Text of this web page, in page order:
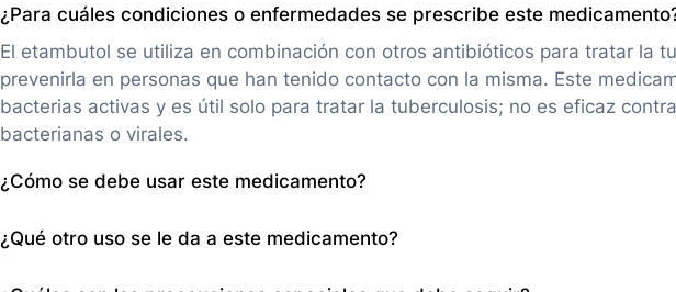
¿Para cuáles condiciones o enfermedades se prescribe este
El etambutol se utiliza en combinación con otros antibióticos para tratar la
prevenirla en personas que han tenido contacto con la misma. Este
bacterias activas y es útil solo para tratar la tuberculosis; no es eficaz
bacterianas o virales.
¿Cómo se debe usar este medicamento?
por la mañana con comida. La dosis, la frecuencia y la duración del
¿Qué otro uso se le da a este medicamento?